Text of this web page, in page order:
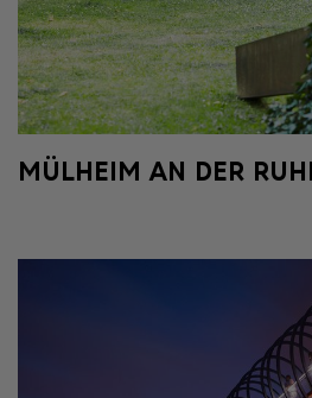
MÜLHEIM AN DER